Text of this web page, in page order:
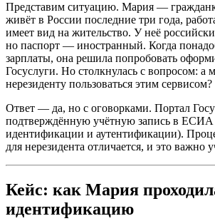
Представим ситуацию. Мария —
живёт в России последние три года,
имеет вид на жительство. У неё
но паспорт — иностранный. Когда
зарплаты, она решила попробовать
Госуслуги. Но столкнулась с вопросом:
нерезиденту пользоваться этим сервисом?
Ответ — да, но с оговорками. Портал
подтверждённую учётную запись в ЕСИА
идентификации и аутентификации).
для нерезидента отличается, и это важно
Кейс: как Мария
идентификацию